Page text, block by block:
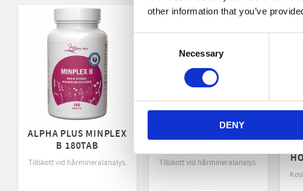
other information that you’ve
Necessary
DENY
ALPHA PLUS MINPLEX
B 180TAB
Tillskott vid hårmineralanalys. Tillskott vid hårmineralanalys.